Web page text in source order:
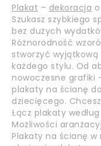
Plakat – dekoracja
Szukasz szybkiego
bez dużych
Różnorodność
stworzyć
każdego stylu. Od
nowoczesne grafiki
plakaty na ścianę
dziecięcego.
Łącz plakaty
Możliwości
Plakaty na ścianę w